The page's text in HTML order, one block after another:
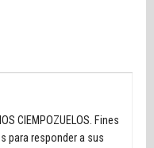
CIEMPOZUELOS. Fines
para responder a sus